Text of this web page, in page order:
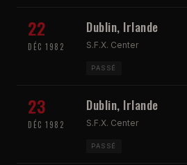
22
DÉC 1982
Dublin, Irlande
S.F.X. Center
PASSÉ
23
DÉC 1982
Dublin, Irlande
S.F.X. Center
PASSÉ